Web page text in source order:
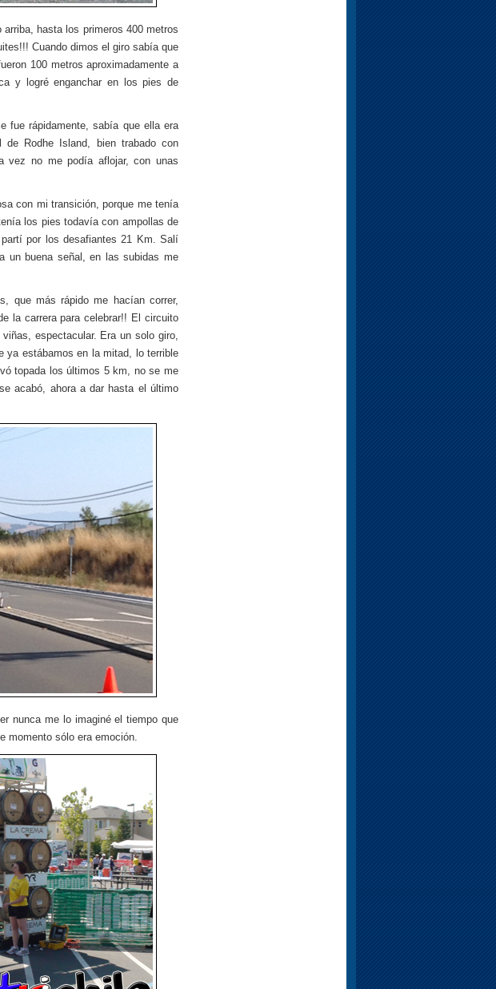
hasta los primeros 400 metros
Cuando dimos el giro sabía que
100 metros aproximadamente a
y logré enganchar en los pies de
fue rápidamente, sabía que ella era
Rodhe Island, bien trabado con
vez no me podía aflojar, con unas
con mi transición, porque me tenía
los pies todavía con ampollas de
por los desafiantes 21 Km. Salí
un buena señal, en las subidas me
que más rápido me hacían correr,
la carrera para celebrar!! El circuito
espectacular. Era un solo giro,
ya estábamos en la mitad, lo terrible
topada los últimos 5 km, no se me
acabó, ahora a dar hasta el último
nunca me lo imaginé el tiempo que
momento sólo era emoción.